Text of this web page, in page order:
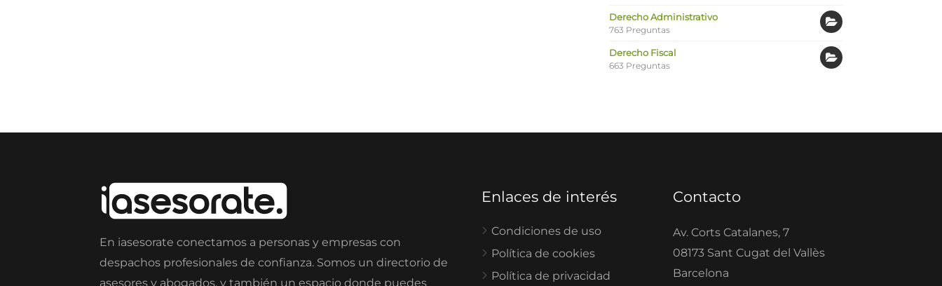
Derecho Administrativo
763 Preguntas
Derecho Fiscal
663 Preguntas
En iasesorate conectamos a personas y empresas con
despachos profesionales de confianza. Somos un directorio de
asesores y abogados, y también un espacio donde puedes
Enlaces de interés
Condiciones de uso
Política de cookies
Política de privacidad
Contacto
Av. Corts Catalanes, 7
08173 Sant Cugat del Vallès
Barcelona